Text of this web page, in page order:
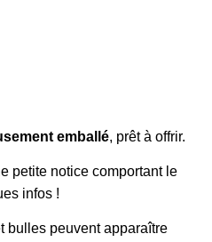
emballé, prêt à offrir.
petite notice comportant le
infos !
bulles peuvent apparaître